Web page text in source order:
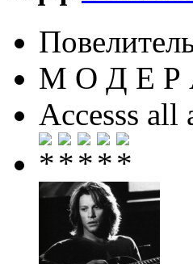
М О Д Е Р
Accesss all